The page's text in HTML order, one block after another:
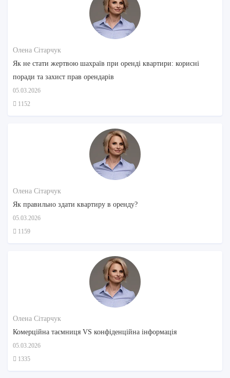
Олена Сітарчук
Як не стати жертвою шахраїв при оренді квартири: корисні
поради та захист прав орендарів
05.03.2026
1152
Олена Сітарчук
Як правильно здати квартиру в оренду?
05.03.2026
1159
Олена Сітарчук
Комерційна таємниця VS конфіденційна інформація
05.03.2026
1335